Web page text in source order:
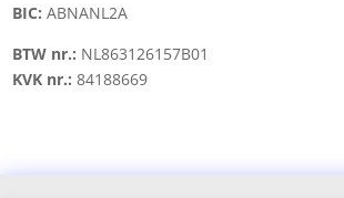
BIC: ABNANL2A
BTW nr.: NL863126157B01
KVK nr.:84188669